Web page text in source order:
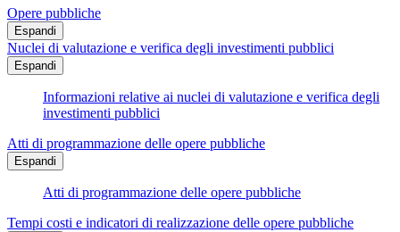
Opere pubbliche
Espandi
Nuclei di valutazione e verifica degli investimenti pubblici
Espandi
Informazioni relative ai nuclei di valutazione e verifica degli
investimenti pubblici
Atti di programmazione delle opere pubbliche
Espandi
Atti di programmazione delle opere pubbliche
Tempi costi e indicatori di realizzazione delle opere pubbliche